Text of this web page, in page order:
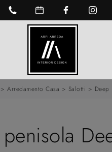
>Arredamento Casa > Salotti > Deep